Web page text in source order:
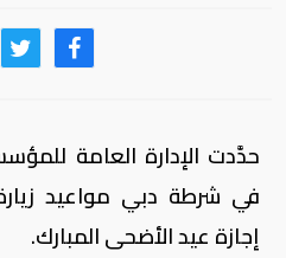
حدَّدت الإدارة العامة
في شرطة دبي مواعيد
إجازة عيد الأضحى المبارك.